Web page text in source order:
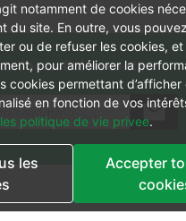
de l'actualité en continu
notamment de cookies
du site. En outre, vous
ou de refuser les cookies,
pour améliorer la
cookies permettant
en fonction de vos
les politique de vie privee.
les
Accepter